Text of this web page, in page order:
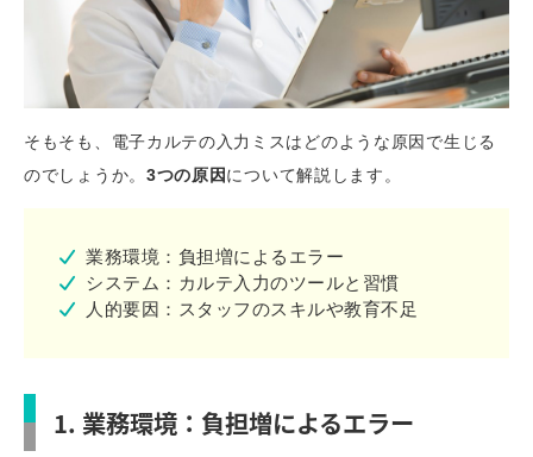
そもそも、電子カルテの入力ミスはどのような原因で生じる
のでしょうか。 3つの原因について解説します。
業務環境：負担増によるエラー
システム：カルテ入力のツールと習慣
人的要因：スタッフのスキルや教育不足
1. 業務環境：負担増によるエラー